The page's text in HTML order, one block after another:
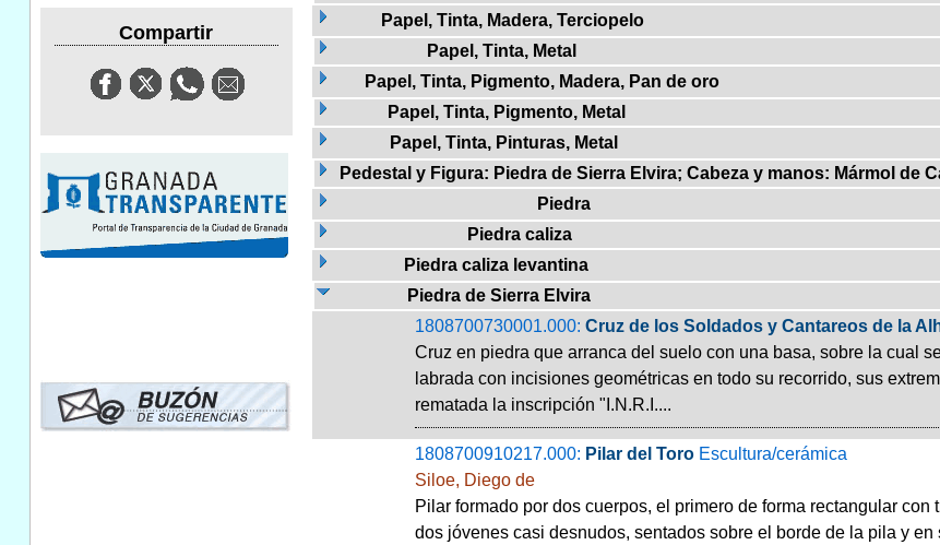
Compartir
Papel, Tinta, Madera, Terciopelo
Papel, Tinta, Metal
Papel, Tinta, Pigmento, Madera, Pan de oro
Papel, Tinta, Pigmento, Metal
Papel, Tinta, Pinturas, Metal
Pedestal y Figura: Piedra de Sierra Elvira; Cabeza y manos: Mármol de
Piedra
Piedra caliza
Piedra caliza levantina
Piedra de Sierra Elvira
1808700730001.000: Cruz de los Soldados y Cantareos de la
Cruz en piedra que arranca del suelo con una basa, sobre la cual
labrada con incisiones geométricas en todo su recorrido, sus
rematada la inscripción "I.N.R.I....
1808700910217.000: Pilar del Toro Escultura/cerámica
Siloe, Diego de
Pilar formado por dos cuerpos, el primero de forma rectangular
dos jóvenes casi desnudos, sentados sobre el borde de la pila y